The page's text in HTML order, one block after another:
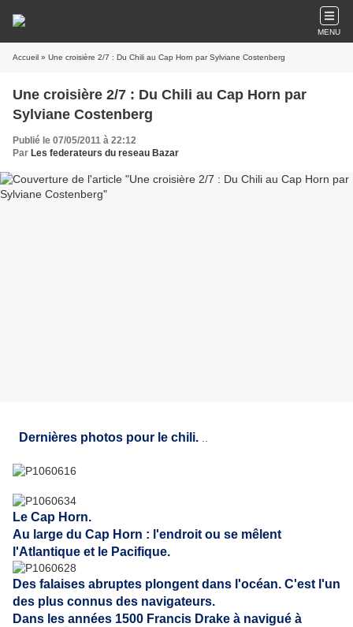
MENU
Accueil » Une croisière 2/7 : Du Chili au Cap Horn par Sylviane Costenberg
Une croisière 2/7 : Du Chili au Cap Horn par
Sylviane Costenberg
Publié le 07/05/2011 à 22:12
Par Les federateurs du reseau Bazar
Dernières photos pour le chili.
Le Cap Horn.
Au large du Cap Horn : l'endroit ou se mêlent
l'Atlantique et le Pacifique.
Des falaises abruptes plongent dans l'océan. C'est l'un
des plus connus des navigateurs.
Dans les années 1500 Francis Drake à navigué à